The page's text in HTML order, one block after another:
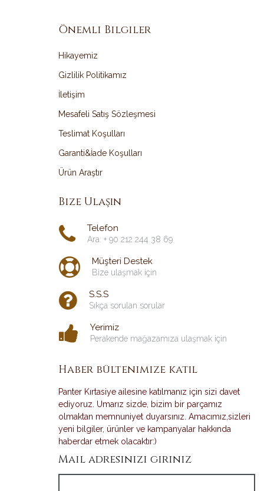
Önemli Bilgiler
Hikayemiz
Gizlilik Politikamız
İletişim
Mesafeli Satış Sözleşmesi
Teslimat Koşulları
Garanti&İade Koşulları
Ürün Araştır
Bize Ulaşın
Telefon
Ara: + 90 212 244 38 69
Müşteri Destek
Bize ulaşmak için
S.S.S
Sıkça sorulan sorular
Yerimiz
Perakende mağazamıza ulaşmak için
Haber bültenimize katıl
Panter Kırtasiye ailesine katılmanız için sizi davet
ediyoruz. Umarız sizde, bizim bir parçamız
olmaktan memnuniyet duyarsınız. Amacımız,sizleri
yeni bilgiler, ürünler ve kampanyalar hakkında
haberdar etmek olacaktır:)
Mail adresinizi giriniz